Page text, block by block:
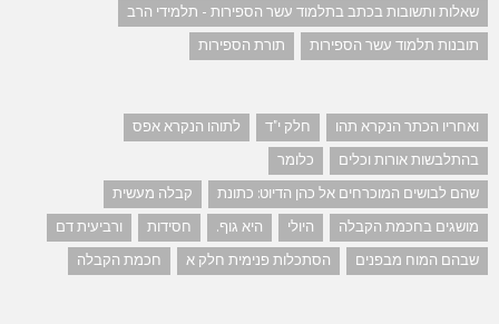
שאלות ותשובות בכתב בתלמוד עשר הספירות - תלמידי הרב
תובנות תלמוד עשר הספירות
תורת הספירות
ואחריו הכתר הנקרא תהו חלק י"ד
לתוהו הנקרא אפס
בהתלבשות אורות וכלים
כלומר
שהם לבושים המוכרחים אל כהן הדיוט: כתונת
קבלה מעשית
מושגים בחכמת הקבלה
היולי היא גוף. חסידות
ורביעית דם
שבהם המוח מבפנים
הסתכלות פנימית חלק א חכמת הקבלה